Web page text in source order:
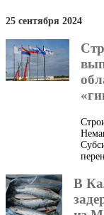
25 сентября 2024
В